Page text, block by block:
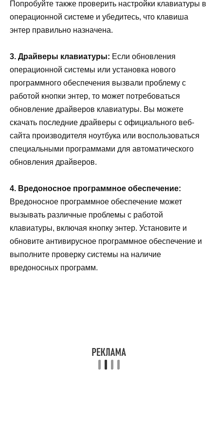
Попробуйте также проверить настройки клавиатуры в
операционной системе и убедитесь, что клавиша
энтер правильно назначена.
3. Драйверы клавиатуры: Если обновления
операционной системы или установка нового
программного обеспечения вызвали проблему с
работой кнопки энтер, то может потребоваться
обновление драйверов клавиатуры. Вы можете
скачать последние драйверы с официального веб-
сайта производителя ноутбука или воспользоваться
специальными программами для автоматического
обновления драйверов.
4. Вредоносное программное обеспечение:
Вредоносное программное обеспечение может
вызывать различные проблемы с работой
клавиатуры, включая кнопку энтер. Установите и
обновите антивирусное программное обеспечение и
выполните проверку системы на наличие
вредоносных программ.